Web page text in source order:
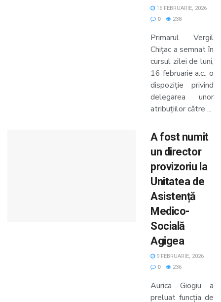
16 FEBRUARIE, 2026
0
238
Primarul Vergil
Chițac a semnat în
cursul zilei de luni,
16 februarie a.c., o
dispoziție privind
delegarea unor
atribuțiilor către ...
A fost numit
un director
provizoriu la
Unitatea de
Asistență
Medico-
Socială
Agigea
9 FEBRUARIE, 2026
0
236
Aurica Giogiu a
preluat funcția de